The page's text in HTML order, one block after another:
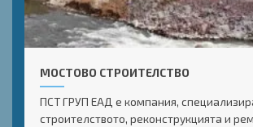
МОСТОВО СТРОИТЕЛСТВО
ПСТ ГРУП ЕАД е компания,
строителството, реконструкцията и